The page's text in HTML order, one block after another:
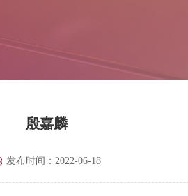
殷嘉麟
发布时间：2022-06-18